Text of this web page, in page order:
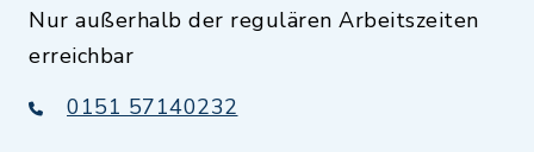
Nur außerhalb der regulären Arbeitszeiten
erreichbar
0151 57140232